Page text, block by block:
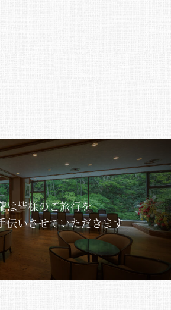
は皆様のご旅行を
伝いさせていただきます